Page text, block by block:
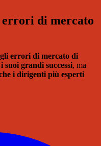
di mercato
gli errori di mercato di
grandi successi, ma
i dirigenti più esperti